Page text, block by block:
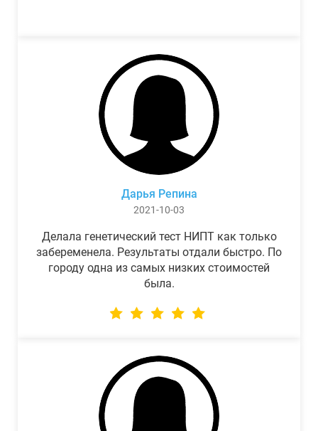
Дарья Репина
2021-10-03
Делала генетический тест НИПТ как только
забеременела. Результаты отдали быстро. По
городу одна из самых низких стоимостей
была.